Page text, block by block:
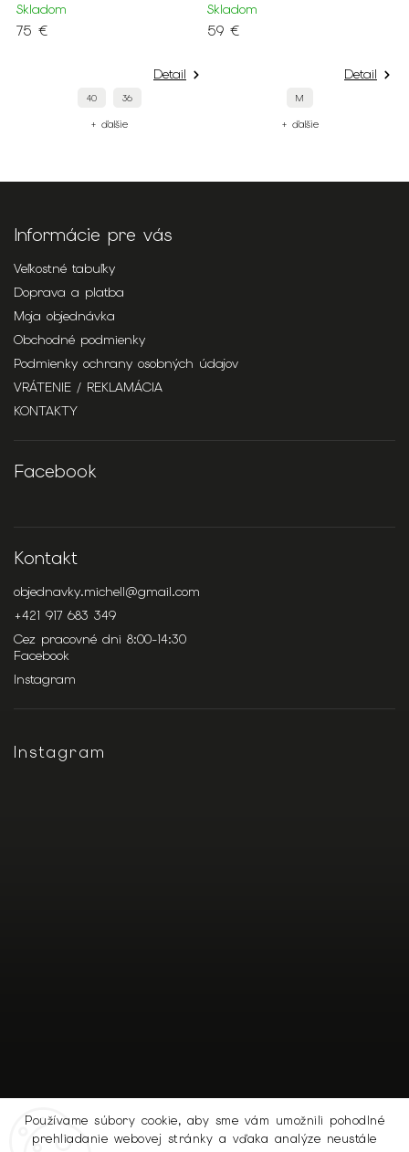
Používame súbory cookie, aby sme vám umožnili pohodlné
prehliadanie webovej stránky a vďaka analýze neustále
Skladom
75 €
Detail
40 36
+ ďalšie
Skladom
59 €
Detail
M
+ ďalšie
Informácie pre vás
Veľkostné tabuľky
Doprava a platba
Moja objednávka
Obchodné podmienky
Podmienky ochrany osobných údajov
VRÁTENIE / REKLAMÁCIA
KONTAKTY
Facebook
Kontakt
objednavky.michell@gmail.com
+421 917 683 349
Cez pracovné dni 8:00-14:30
Facebook
Instagram
Instagram